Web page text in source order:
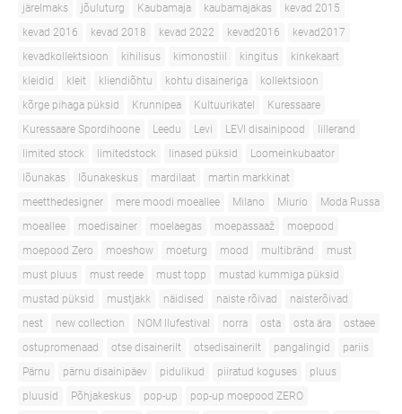
järelmaks
jõuluturg Kaubamaja kaubamajakas
kevad 2015
kevad 2016
kevad 2018 kevad 2022 kevad2016
kevad2017
kevadkollektsioon
kihilisus kimonostiil kingitus
kinkekaart
kleidid
kleit kliendiõhtu kohtu disaineriga
kollektsioon
kõrge pihaga püksid
Krunnipea Kultuurikatel
Kuressaare
Kuressaare Spordihoone
Leedu Levi LEVI disainipood
lillerand
limited stock
limitedstock linased püksid
Loomeinkubaator
lõunakas
lõunakeskus mardilaat
martin markkinat
meetthedesigner
mere moodi moeallee Milano Miurio
Moda Russa
moeallee
moedisainer moelaegas moepassaaž
moepood
moepood Zero
moeshow moeturg mood multibränd
must
must pluus
must reede must topp
mustad kummiga püksid
mustad püksid
mustjakk näidised naiste rõivad
naisterõivad
nest
new collection NOM Ilufestival norra osta osta ära
ostaee
ostupromenaad
otse disainerilt otsedisainerilt pangalingid
pariis
Pärnu
pärnu disainipäev pidulikud piiratud koguses
pluus
pluusid
Põhjakeskus pop-up
pop-up moepood ZERO